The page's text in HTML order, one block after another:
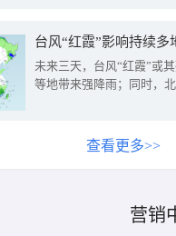
台风“红霞”影响持续
未来三天，台风“红霞”或
等地带来强降雨；同时，
查看更多>>
营销